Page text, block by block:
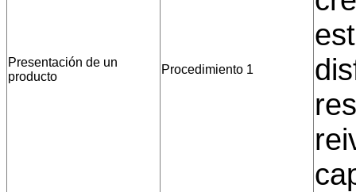
Presentación de un
producto
Procedimiento 1